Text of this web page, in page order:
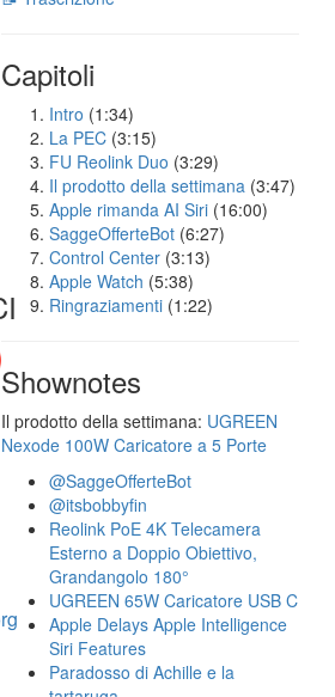
Capitoli
Intro (1:34)
La PEC (3:15)
FU Reolink Duo (3:29)
Il prodotto della settimana (3:47)
Apple rimanda AI Siri (16:00)
SaggeOfferteBot (6:27)
Control Center (3:13)
Apple Watch (5:38)
Ringraziamenti (1:22)
Shownotes
Il prodotto della settimana: UGREEN
Nexode 100W Caricatore a 5 Porte
@SaggeOfferteBot
@itsbobbyfin
Reolink PoE 4K Telecamera
Esterno a Doppio Obiettivo,
Grandangolo 180°
UGREEN 65W Caricatore USB C
Apple Delays Apple Intelligence
Siri Features
Paradosso di Achille e la